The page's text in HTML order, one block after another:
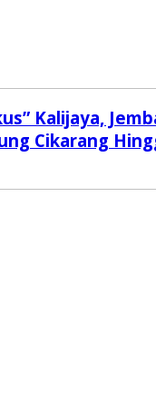
Kalijaya,
Cikarang